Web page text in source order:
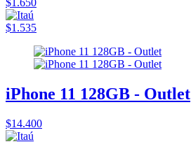
$1.650
$1.535
iPhone 11 128GB - Outlet
$14.400